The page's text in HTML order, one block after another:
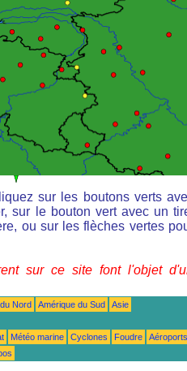
sur les boutons verts
sur le bouton vert avec un
ou sur les flèches vertes
sur ce site font l'objet
Nord Amérique du Sud
Asie
Météo marine Cyclones Foudre
Aéroports